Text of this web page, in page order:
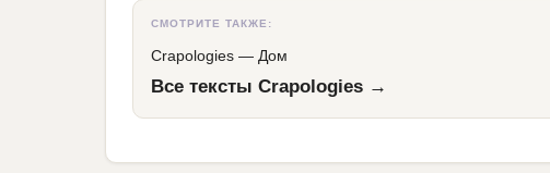
СМОТРИТЕ ТАКЖЕ:
Crapologies — Дом
Все тексты Crapologies →